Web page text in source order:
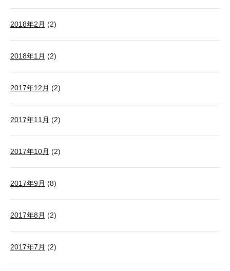
2018年2月 (2)
2018年1月 (2)
2017年12月 (2)
2017年11月 (2)
2017年10月 (2)
2017年9月 (8)
2017年8月 (2)
2017年7月 (2)